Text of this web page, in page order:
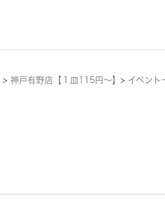
> 神戸有野店【１皿115円～】 > イベント